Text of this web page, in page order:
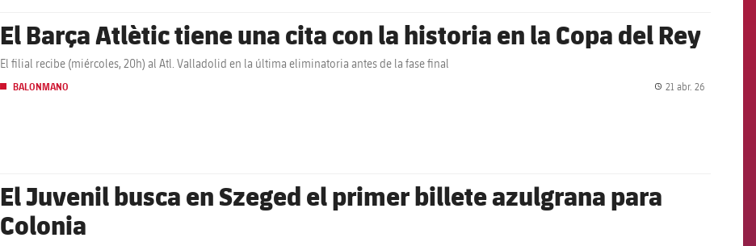
El Barça Atlètic tiene una cita con la historia en la Copa del Rey
El filial recibe (miércoles, 20h) al Atl. Valladolid en la última eliminatoria antes de la fase final
BALONMANO 21 abr. 26
El Juvenil busca en Szeged el primer billete azulgrana para
Colonia